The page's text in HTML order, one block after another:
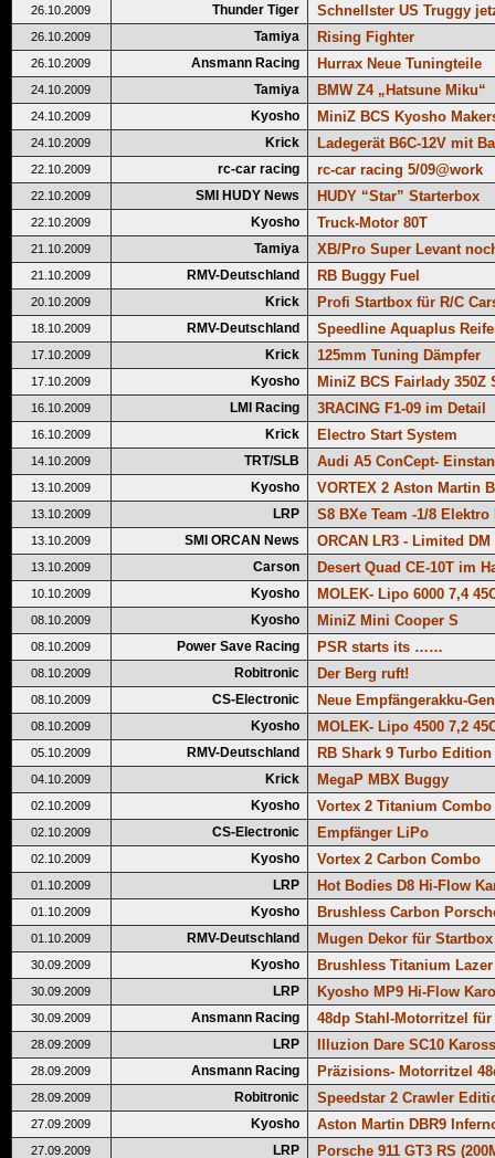
26.10.2009 Thunder Tiger Schnellster US Truggy
26.10.2009 Tamiya Rising Fighter
26.10.2009 Ansmann Racing Hurrax Neue Tuningteile
24.10.2009 Tamiya BMW Z4 „Hatsune Miku“
24.10.2009 Kyosho MiniZ BCS Kyosho
24.10.2009 Krick Ladegerät B6C-12V mit
22.10.2009 rc-car racing rc-car racing 5/09@work
22.10.2009 SMI HUDY News HUDY “Star” Starterbox
22.10.2009 Kyosho Truck-Motor 80T
21.10.2009 Tamiya XB/Pro Super Levant
21.10.2009 RMV-Deutschland RB Buggy Fuel
20.10.2009 Krick Profi Startbox für R/C
18.10.2009 RMV-Deutschland Speedline Aquaplus
17.10.2009 Krick 125mm Tuning Dämpfer
17.10.2009 Kyosho MiniZ BCS Fairlady 350Z
16.10.2009 LMI Racing 3RACING F1-09 im Detail
16.10.2009 Krick Electro Start System
14.10.2009 TRT/SLB Audi A5 ConCept-
13.10.2009 Kyosho VORTEX 2 Aston Martin
13.10.2009 LRP S8 BXe Team -1/8 Elektro
13.10.2009 SMI ORCAN News ORCAN LR3 - Limited DM
13.10.2009 Carson Desert Quad CE-10T im
10.10.2009 Kyosho MOLEK- Lipo 6000 7,4
08.10.2009 Kyosho MiniZ Mini Cooper S
08.10.2009 Power Save Racing PSR starts its ……
08.10.2009 Robitronic Der Berg ruft!
08.10.2009 CS-Electronic Neue Empfängerakku-
08.10.2009 Kyosho MOLEK- Lipo 4500 7,2
05.10.2009 RMV-Deutschland RB Shark 9 Turbo Edition
04.10.2009 Krick MegaP MBX Buggy
02.10.2009 Kyosho Vortex 2 Titanium Combo
02.10.2009 CS-Electronic Empfänger LiPo
02.10.2009 Kyosho Vortex 2 Carbon Combo
01.10.2009 LRP Hot Bodies D8 Hi-Flow
01.10.2009 Kyosho Brushless Carbon
01.10.2009 RMV-Deutschland Mugen Dekor für Startbox
30.09.2009 Kyosho Brushless Titanium Lazer
30.09.2009 LRP Kyosho MP9 Hi-Flow Karo
30.09.2009 Ansmann Racing 48dp Stahl-Motorritzel für
28.09.2009 LRP Illuzion Dare SC10
28.09.2009 Ansmann Racing Präzisions- Motorritzel
28.09.2009 Robitronic Speedstar 2 Crawler
27.09.2009 Kyosho Aston Martin DBR9
27.09.2009 LRP Porsche 911 GT3 RS